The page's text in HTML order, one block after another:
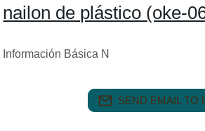
nailon de plástico (oke-
Información Básica N
SEND EMAIL TO